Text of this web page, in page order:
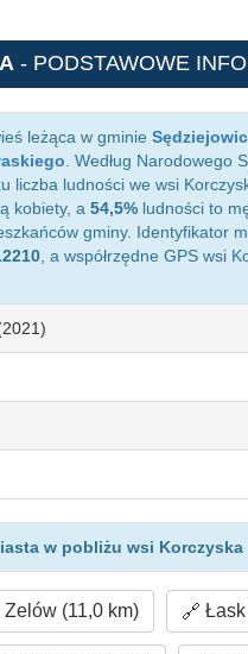
- PODSTAWOWE
leżąca w gminie
. Według Narodowego
liczba ludności we wsi
kobiety, a 54,5% ludności to
gminy. Identyfikator
, a współrzędne GPS wsi
w pobliżu wsi Korczyska
Zelów (11,0 km)